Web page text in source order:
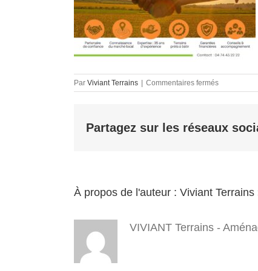
Par Viviant Terrains Commentaires ferméssur
terrain
38
en
2025
Partagez sur les réseaux
À propos de l'auteur : Viviant Terrains
VIVIANT Terrains -